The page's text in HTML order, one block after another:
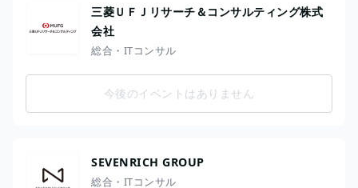
三菱ＵＦＪリサーチ＆コンサルティング株式
会社
総合・ITコンサル
今後のイベントはありません
SEVENRICH GROUP
総合・ITコンサル